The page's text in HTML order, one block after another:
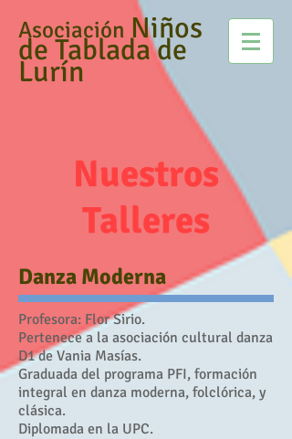
Asociación Niños
de Tablada de
Lurín
Nuestros
Talleres
Danza Moderna​
Profesora: Flor Sirio.
Pertenece a la asociación cultural danza
D1 de Vania Masías.
Graduada del programa PFI, formación
integral en danza moderna, folclórica, y
clásica.
Diplomada en la UPC.